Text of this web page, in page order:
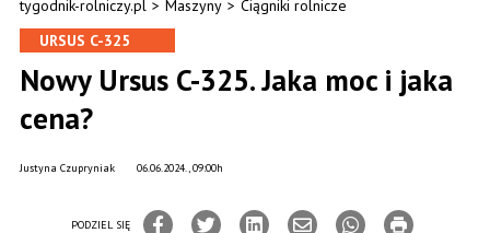
tygodnik-rolniczy.pl > Maszyny > Ciągniki rolnicze
URSUS C-325
Nowy Ursus C-325. Jaka moc i jaka
cena?
06.06.2024., 09:00h
Justyna Czupryniak
PODZIEL SIĘ